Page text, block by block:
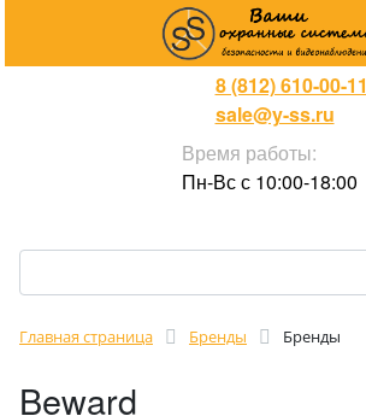
8 (812) 610-00-11
sale@y-ss.ru
Время работы:
Пн-Вс с 10:00-18:00
Главная страница Бренды Бренды
Beward